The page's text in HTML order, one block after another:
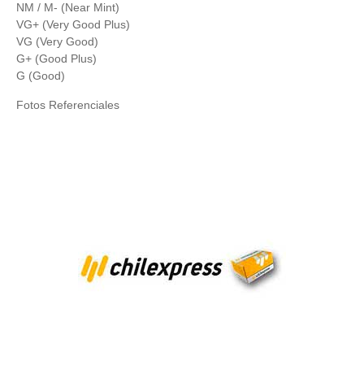
NM / M- (Near Mint)
VG+ (Very Good Plus)
VG (Very Good)
G+ (Good Plus)
G (Good)
Fotos Referenciales